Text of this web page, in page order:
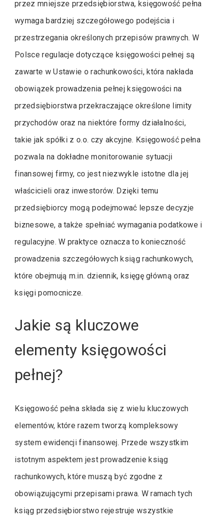
przez mniejsze przedsiębiorstwa, księgowość pełna
wymaga bardziej szczegółowego podejścia i
przestrzegania określonych przepisów prawnych. W
Polsce regulacje dotyczące księgowości pełnej są
zawarte w Ustawie o rachunkowości, która nakłada
obowiązek prowadzenia pełnej księgowości na
przedsiębiorstwa przekraczające określone limity
przychodów oraz na niektóre formy działalności,
takie jak spółki z o.o. czy akcyjne. Księgowość pełna
pozwala na dokładne monitorowanie sytuacji
finansowej firmy, co jest niezwykle istotne dla jej
właścicieli oraz inwestorów. Dzięki temu
przedsiębiorcy mogą podejmować lepsze decyzje
biznesowe, a także spełniać wymagania podatkowe i
regulacyjne. W praktyce oznacza to konieczność
prowadzenia szczegółowych ksiąg rachunkowych,
które obejmują m.in. dziennik, księgę główną oraz
księgi pomocnicze.
Jakie są kluczowe
elementy księgowości
pełnej?
Księgowość pełna składa się z wielu kluczowych
elementów, które razem tworzą kompleksowy
system ewidencji finansowej. Przede wszystkim
istotnym aspektem jest prowadzenie ksiąg
rachunkowych, które muszą być zgodne z
obowiązującymi przepisami prawa. W ramach tych
ksiąg przedsiębiorstwo rejestruje wszystkie